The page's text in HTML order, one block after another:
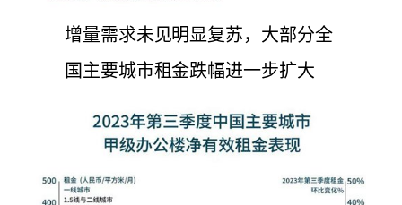
增量需求未见明显复苏，大部分全
国主要城市租金跌幅进一步扩大